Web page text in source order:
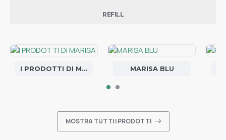
REFILL
I PRODOTTI DI MARISA MARISA BLU
MOSTRA TUTTI I PRODOTTI